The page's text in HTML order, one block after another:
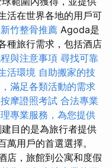
活在世界各地的用戶可
新竹整骨推薦 Agoda是
種旅行需求，包括酒店
與注意事項 尋找可靠
活環境 自助搬家的技
滿足各類活動的需求
按摩證照考試 合法專業
專業服務，為您提供
目的是為旅行者提供
用戶的首選選擇。
店，旅館到公寓和度假